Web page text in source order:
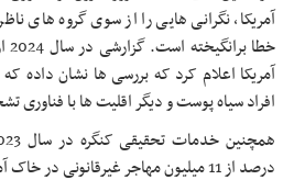
آمریکا، نگرانی هایی را از سوی گروه های
آمریکا اعلام کرد که بررسی ها نشان داده
افراد سیاه پوست و دیگر اقلیت ها با فناوری
درصد از 11 میلیون مهاجر غیرقانونی در خاک آمریکا ویزاهای منقضی دارند.